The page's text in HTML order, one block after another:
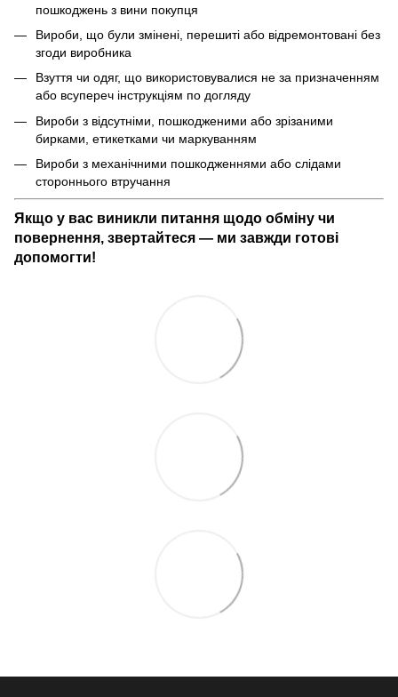
пошкоджень з вини покупця
Вироби, що були змінені, перешиті або відремонтовані без
згоди виробника
Взуття чи одяг, що використовувалися не за призначенням
або всупереч інструкціям по догляду
Вироби з відсутніми, пошкодженими або зрізаними
бирками, етикетками чи маркуванням
Вироби з механічними пошкодженнями або слідами
стороннього втручання
Якщо у вас виникли питання щодо обміну чи
повернення, звертайтеся — ми завжди готові
допомогти!